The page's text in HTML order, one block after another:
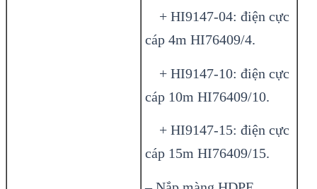
+ HI9147-04: điện cực
cáp 4m HI76409/4.
+ HI9147-10: điện cực
cáp 10m HI76409/10.
+ HI9147-15: điện cực
cáp 15m HI76409/15.